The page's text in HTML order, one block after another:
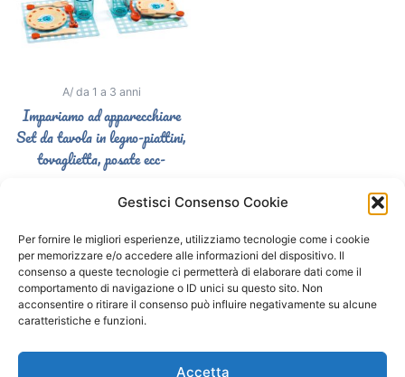
Gestisci Consenso Cookie
Per fornire le migliori esperienze, utilizziamo tecnologie come i cookie
per memorizzare e/o accedere alle informazioni del dispositivo. Il
consenso a queste tecnologie ci permetterà di elaborare dati come il
comportamento di navigazione o ID unici su questo sito. Non
acconsentire o ritirare il consenso può influire negativamente su alcune
caratteristiche e funzioni.
Accetta
A/ da 1 a 3 anni
Impariamo ad apparecchiare
Set da tavola in legno-piattini,
tovaglietta, posate ecc-
Segui il Gatto Blu sui social
a
n